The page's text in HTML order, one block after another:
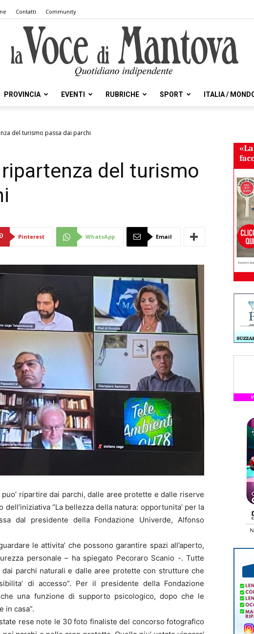
Contatti Community
Voce
Mantova
PROVINCIA EVENTI RUBRICHE SPORT ITALIA /
del turismo passa dai parchi
del turismo
Pinterest WhatsApp Email
puo’ ripartire dai parchi, dalle aree protette e dalle riserve
dell’iniziativa “La bellezza della natura: opportunita’ per la
dal presidente della Fondazione Univerde, Alfonso
le attivita’ che possono garantire spazi all’aperto,
personale – ha spiegato Pecoraro Scanio -. Tutte
parchi naturali e dalle aree protette con strutture che
di accesso”. Per il presidente della Fondazione
una funzione di supporto psicologico, dopo che le
in casa”.
rese note le 30 foto finaliste del concorso fotografico